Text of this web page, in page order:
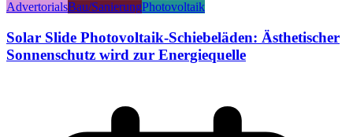
AdvertorialsBau/SanierungPhotovoltaik
Solar Slide Photovoltaik-Schiebeläden: Ästhetischer
Sonnenschutz wird zur Energiequelle